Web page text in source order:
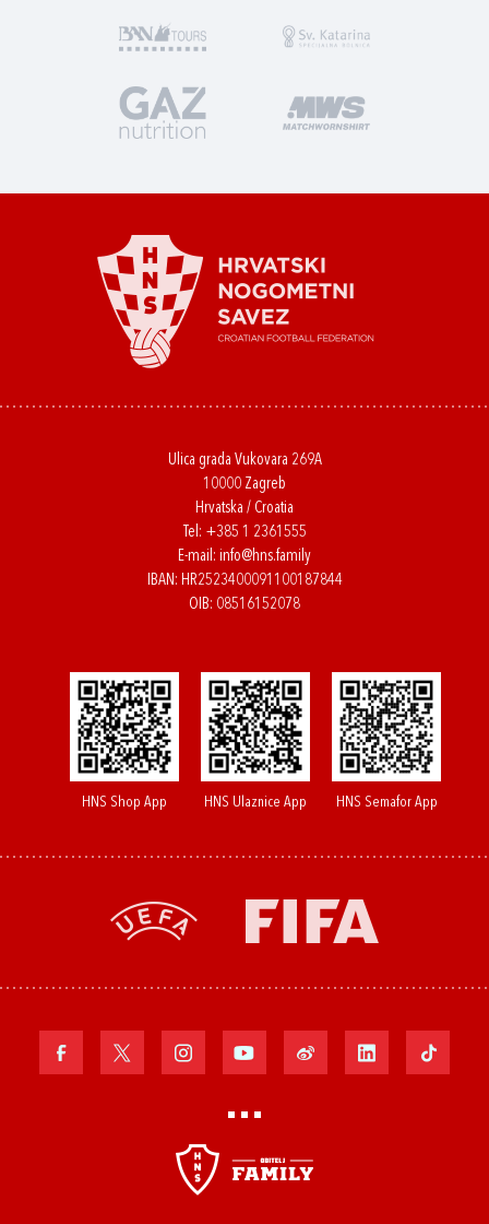
Ulica grada Vukovara 269A
10000 Zagreb
Hrvatska / Croatia
Tel: +385 1 2361555
E-mail: info@hns.family
IBAN: HR2523400091100187844
OIB: 08516152078
HNS Shop App HNS Ulaznice App HNS Semafor App